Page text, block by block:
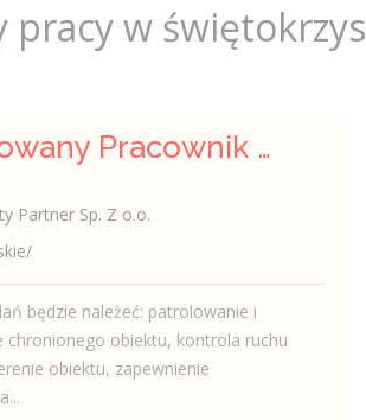
pracy w
Kwalifikowany Pracownik / Kwalifikowana Pracowniczka Ochrony
Partner Sp. Z o.o.
będzie należeć: patrolowanie i
chronionego obiektu, kontrola ruchu
obiektu, zapewnienie